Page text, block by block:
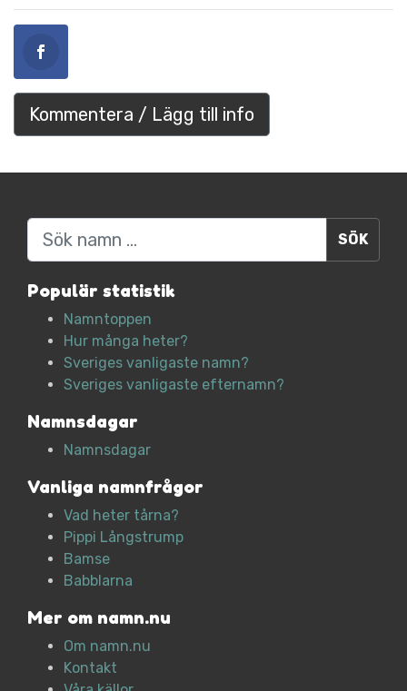
Kommentera / Lägg till info
Sök
Populär statistik
Namntoppen
Hur många heter?
Sveriges vanligaste namn?
Sveriges vanligaste efternamn?
Namnsdagar
Namnsdagar
Vanliga namnfrågor
Vad heter tårna?
Pippi Långstrump
Bamse
Babblarna
Mer om namn.nu
Om namn.nu
Kontakt